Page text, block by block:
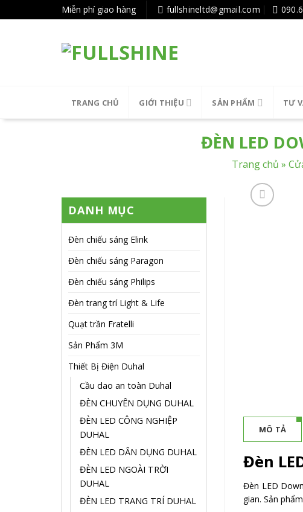
tục
Miễn phí giao hàng fullshineltd@gmail.com
TRANG CHỦ GIỚI THIỆU SẢN PHẨM TƯ
ĐÈN LED
Trang chủ »
DANH MỤC
Đèn chiếu sáng Elink
Đèn chiếu sáng Paragon
Đèn chiếu sáng Philips
Đèn trang trí Light & Life
Quạt trần Fratelli
Sản Phẩm 3M
Thiết Bị Điện Duhal
Cầu dao an toàn Duhal
ĐÈN CHUYÊN DỤNG DUHAL
ĐÈN LED CÔNG NGHIỆP
DUHAL
ĐÈN LED DÂN DỤNG DUHAL
ĐÈN LED NGOÀI TRỜI
DUHAL
ĐÈN LED TRANG TRÍ DUHAL
MÔ TẢ
Đèn
Đèn LED
gian. Sản